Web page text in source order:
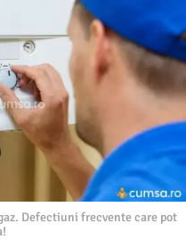
Defectiuni frecvente care pot